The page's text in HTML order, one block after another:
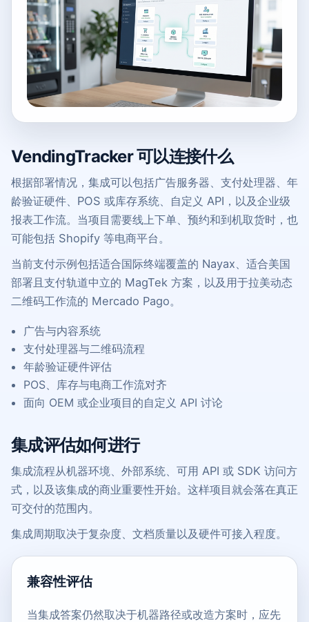
VendingTracker 可以连接什么
根据部署情况，集成可以包括广告服务器、支付处理器、年
龄验证硬件、POS 或库存系统、自定义 API，以及企业级
报表工作流。当项目需要线上下单、预约和到机取货时，也
可能包括 Shopify 等电商平台。
当前支付示例包括适合国际终端覆盖的 Nayax、适合美国
部署且支付轨道中立的 MagTek 方案，以及用于拉美动态
二维码工作流的 Mercado Pago。
广告与内容系统
支付处理器与二维码流程
年龄验证硬件评估
POS、库存与电商工作流对齐
面向 OEM 或企业项目的自定义 API 讨论
集成评估如何进行
集成流程从机器环境、外部系统、可用 API 或 SDK 访问方
式，以及该集成的商业重要性开始。这样项目就会落在真正
可交付的范围内。
集成周期取决于复杂度、文档质量以及硬件可接入程度。
兼容性评估
当集成答案仍然取决于机器路径或改造方案时，应先